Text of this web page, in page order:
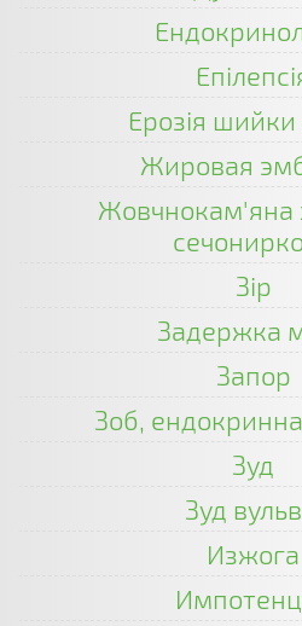
Ерозія
Жировая
Жовчнокам'яна
Зір
Задержка
Запор
Зоб,
Зуд
Зуд
Изжога